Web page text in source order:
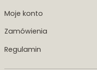
Moje konto
Zamówienia
Regulamin